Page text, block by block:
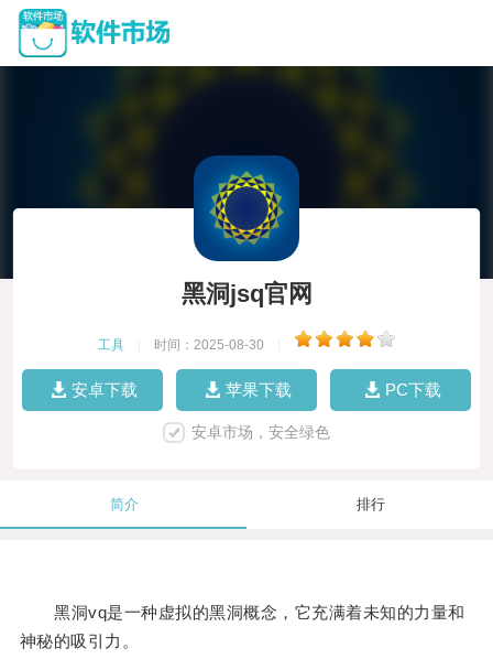
黑洞jsq官网
工具 时间：2025-08-30
安卓下载 苹果下载 PC下载
安卓市场，安全绿色
简介 排行
黑洞vq是一种虚拟的黑洞概念，它充满着未知的力量和
神秘的吸引力。